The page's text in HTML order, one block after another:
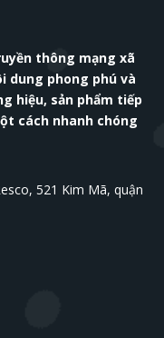
thông mạng xã
dung phong phú và
hiệu, sản phẩm tiếp
cách nhanh chóng
521 Kim Mã, quận